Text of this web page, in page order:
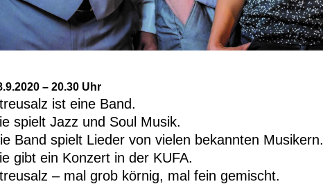
– 20.30 Uhr
ist eine Band.
spielt Jazz und Soul Musik.
Band spielt Lieder von vielen bekannten Musikern.
gibt ein Konzert in der KUFA.
– mal grob körnig, mal fein gemischt.